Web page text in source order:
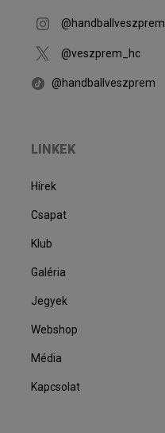
@handballveszprem
@veszprem_hc
@handballveszprem
LINKEK
Hírek
Csapat
Klub
Galéria
Jegyek
Webshop
Média
Kapcsolat